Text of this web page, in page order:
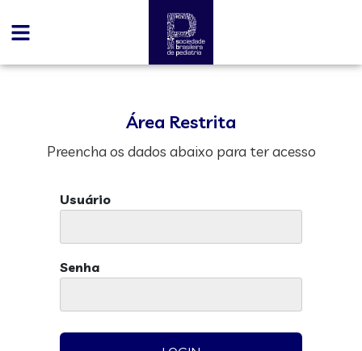
Área Restrita
Preencha os dados abaixo para ter acesso
Usuário
Senha